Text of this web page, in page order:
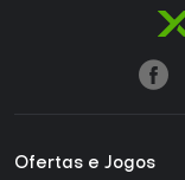
Ofertas e Jogos